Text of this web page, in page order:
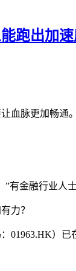
跑出加速
血脉更加畅通。
金融行业人
力？
）已